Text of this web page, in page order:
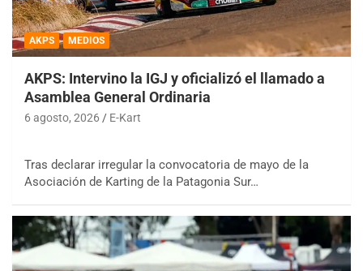
AKPS MEDIOS
AKPS: Intervino la IGJ y oficializó el llamado a
Asamblea General Ordinaria
6 agosto, 2026 E-Kart
Tras declarar irregular la convocatoria de mayo de la
Asociación de Karting de la Patagonia Sur…